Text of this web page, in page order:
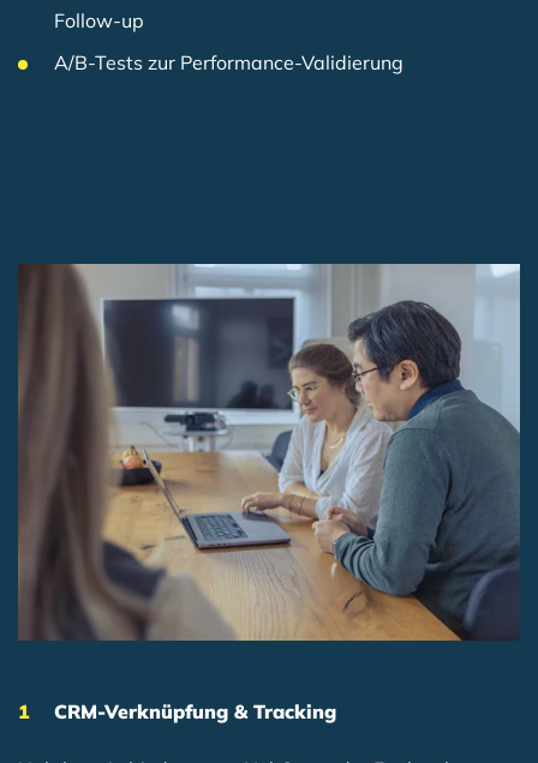
Follow-up
A/B-Tests zur Performance-Validierung
CRM-Verknüpfung & Tracking